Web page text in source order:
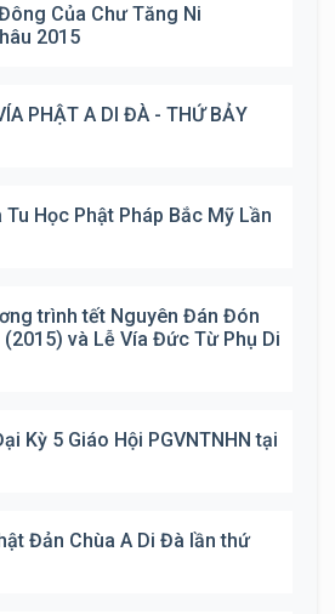
Của Chư Tăng Ni
2015
PHẬT A DI ĐÀ - THỨ BẢY
Học Phật Pháp Bắc Mỹ Lần
trình tết Nguyên Đán Đón
và Lễ Vía Đức Từ Phụ Di
Kỳ 5 Giáo Hội PGVNTNHN tại
Đản Chùa A Di Đà lần thứ